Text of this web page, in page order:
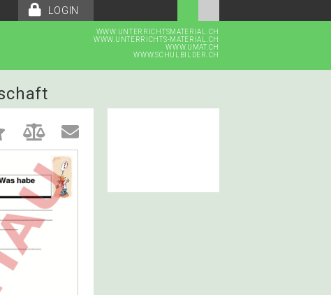
LOGIN
WWW.UNTERRICHTSMATERIAL.CH
WWW.UNTERRICHTS-MATERIAL.CH
WWW.UMAT.CH
WWW.SCHULBILDER.CH